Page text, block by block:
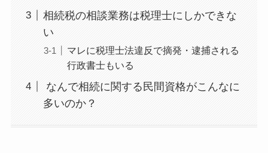
相続税の相談業務は税理士にしかできな
い
マレに税理士法違反で摘発・逮捕される
行政書士もいる
なんで相続に関する民間資格がこんなに
多いのか？